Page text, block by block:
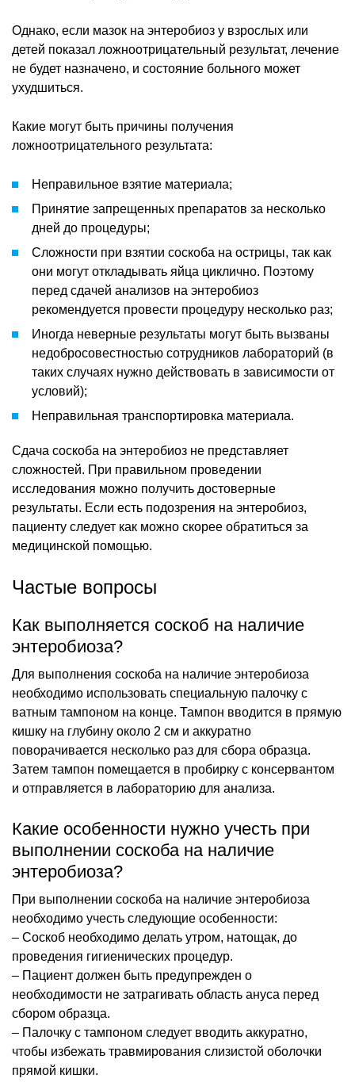
Однако, если мазок на энтеробиоз у взрослых или
детей показал ложноотрицательный результат, лечение
не будет назначено, и состояние больного может
ухудшиться.
Какие могут быть причины получения
ложноотрицательного результата:
Неправильное взятие материала;
Принятие запрещенных препаратов за несколько
дней до процедуры;
Сложности при взятии соскоба на острицы, так как
они могут откладывать яйца циклично. Поэтому
перед сдачей анализов на энтеробиоз
рекомендуется провести процедуру несколько раз;
Иногда неверные результаты могут быть вызваны
недобросовестностью сотрудников лабораторий (в
таких случаях нужно действовать в зависимости от
условий);
Неправильная транспортировка материала.
Сдача соскоба на энтеробиоз не представляет
сложностей. При правильном проведении
исследования можно получить достоверные
результаты. Если есть подозрения на энтеробиоз,
пациенту следует как можно скорее обратиться за
медицинской помощью.
Частые вопросы
Как выполняется соскоб на наличие
энтеробиоза?
Для выполнения соскоба на наличие энтеробиоза
необходимо использовать специальную палочку с
ватным тампоном на конце. Тампон вводится в прямую
кишку на глубину около 2 см и аккуратно
поворачивается несколько раз для сбора образца.
Затем тампон помещается в пробирку с консервантом
и отправляется в лабораторию для анализа.
Какие особенности нужно учесть при
выполнении соскоба на наличие
энтеробиоза?
При выполнении соскоба на наличие энтеробиоза
необходимо учесть следующие особенности:
– Соскоб необходимо делать утром, натощак, до
проведения гигиенических процедур.
– Пациент должен быть предупрежден о
необходимости не затрагивать область ануса перед
сбором образца.
– Палочку с тампоном следует вводить аккуратно,
чтобы избежать травмирования слизистой оболочки
прямой кишки.